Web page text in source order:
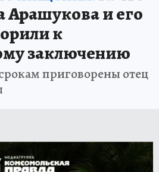
Арашукова и его
к
заключению
приговорены отец